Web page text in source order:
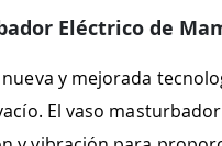
Eléctrico de
y mejorada
El vaso